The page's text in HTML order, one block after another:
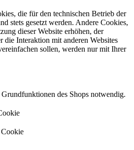
die für den technischen Betrieb der
stets gesetzt werden. Andere Cookies,
dieser Website erhöhen, der
die Interaktion mit anderen Websites
sollen, werden nur mit Ihrer
des Shops notwendig.